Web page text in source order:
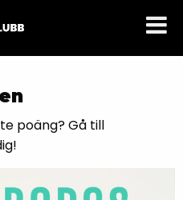
poäng? Gå till